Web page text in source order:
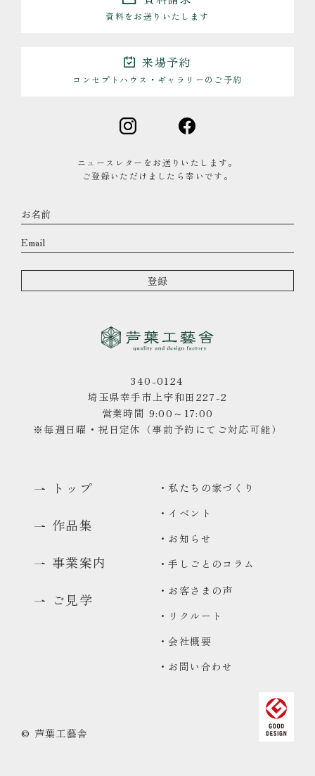
資料をお送りいたします
来場予約
コンセプトハウス・ギャラリーのご予約
ニュースレターをお送りいたします。
ご登録いただけましたら幸いです。
340-0124
埼玉県幸手市上宇和田227-2
営業時間 9:00～17:00
※毎週日曜・祝日定休（事前予約にてご対応可能）
© 芦葉工藝舎
トップ
作品集
事業案内
ご見学
・私たちの家づくり
・イベント
・お知らせ
・手しごとのコラム
・お客さまの声
・リクルート
・会社概要
・お問い合わせ
平日9:00〜17:00